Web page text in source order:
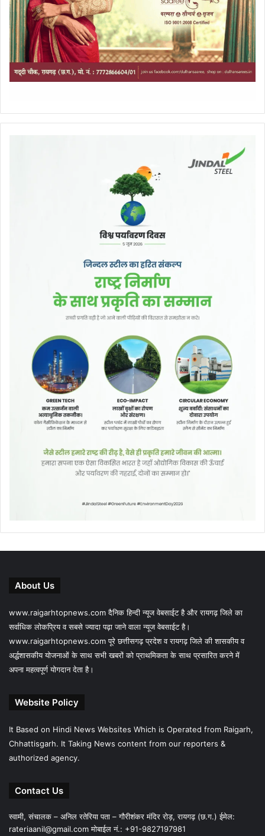
About Us
www.raigarhtopnews.com दैनिक हिन्दी न्यूज वेबसाईट है और रायगढ़ जिले का
सर्वाधिक लोकप्रिय व सबसे ज्यादा पढ़ा जाने वाला न्यूज वेबसाईट है।
www.raigarhtopnews.com पूरे छत्तीसगढ़ प्रदेश व रायगढ़ जिले की शासकीय व
अर्द्धशासकीय योजनाओं के साथ सभी खबरों को प्राथमिकता के साथ प्रसारित करने में
अपना महत्वपूर्ण योगदान देता है।
Website Policy
It Based on Hindi News Websites Which is Operated from Raigarh,
Chhattisgarh. It Taking News content from our reporters &
authorized agency.
Contact Us
स्वामी, संचालक – अनिल रतेरिया पता – गौरीशंकर मंदिर रोड़, रायगढ़ (छ.ग.) ईमेल:
rateriaanil@gmail.comमोबाईल नं.: +91-9827197981